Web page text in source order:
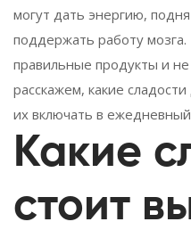
могут дать энергию,
поддержать работу
правильные продукты и
расскажем, какие
их включать в
Какие
стоит